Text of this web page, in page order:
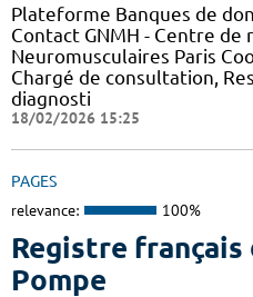
Plateforme Banques de
Contact GNMH - Centre de
Neuromusculaires Paris
Chargé de consultation,
diagnosti
18/02/2026 15:25
PAGES
relevance: 100%
Registre français
Pompe